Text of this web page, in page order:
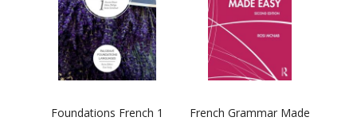
Foundations French 1
French Grammar Made